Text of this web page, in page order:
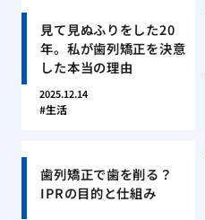
見て見ぬふりをした20
年。私が歯列矯正を決意
した本当の理由
2025.12.14
生活
歯列矯正で歯を削る？
IPRの目的と仕組み